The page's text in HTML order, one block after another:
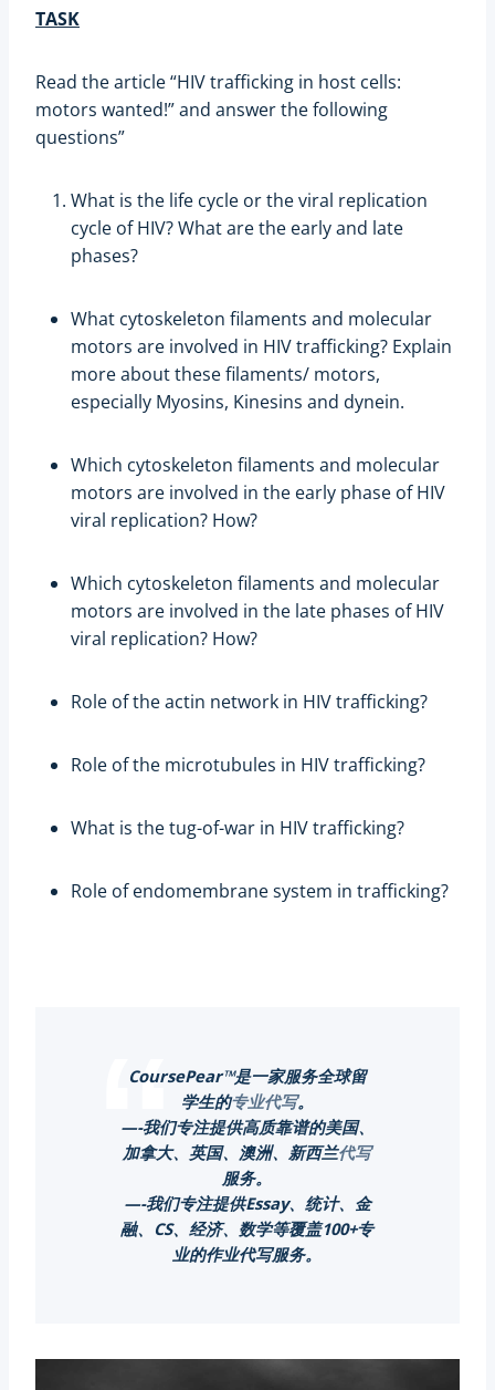
TASK
Read the article “HIV trafficking in host cells:
motors wanted!” and answer the following
questions”
What is the life cycle or the viral replication
cycle of HIV? What are the early and late
phases?
What cytoskeleton filaments and molecular
motors are involved in HIV trafficking? Explain
more about these filaments/ motors,
especially Myosins, Kinesins and dynein.
Which cytoskeleton filaments and molecular
motors are involved in the early phase of HIV
viral replication? How?
Which cytoskeleton filaments and molecular
motors are involved in the late phases of HIV
viral replication? How?
Role of the actin network in HIV trafficking?
Role of the microtubules in HIV trafficking?
What is the tug-of-war in HIV trafficking?
Role of endomembrane system in trafficking?
CoursePear™是一家服务全球留
学生的专业代写。
—-我们专注提供高质靠谱的美国、
加拿大、英国、澳洲、新西兰代写
服务。
—-我们专注提供Essay、统计、金
融、CS、经济、数学等覆盖100+专
业的作业代写服务。